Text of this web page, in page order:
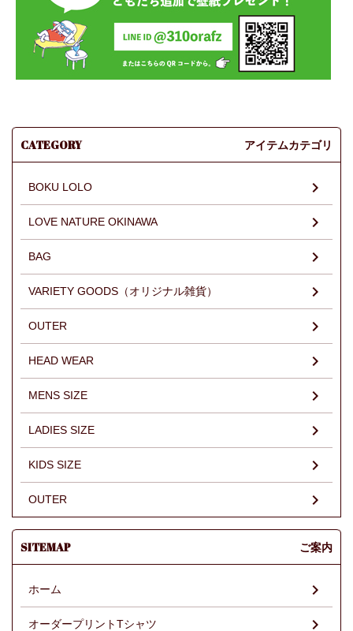
CATEGORY アイテムカテゴリ
BOKU LOLO
LOVE NATURE OKINAWA
BAG
VARIETY GOODS（オリジナル雑貨）
OUTER
HEAD WEAR
MENS SIZE
LADIES SIZE
KIDS SIZE
OUTER
SITEMAP ご案内
ホーム
オーダープリントTシャツ